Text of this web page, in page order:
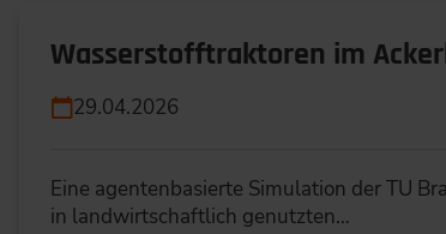
Wasserstofftraktoren im
29.04.2026
Eine agentenbasierte Simulation der TU
in landwirtschaftlich genutzten…